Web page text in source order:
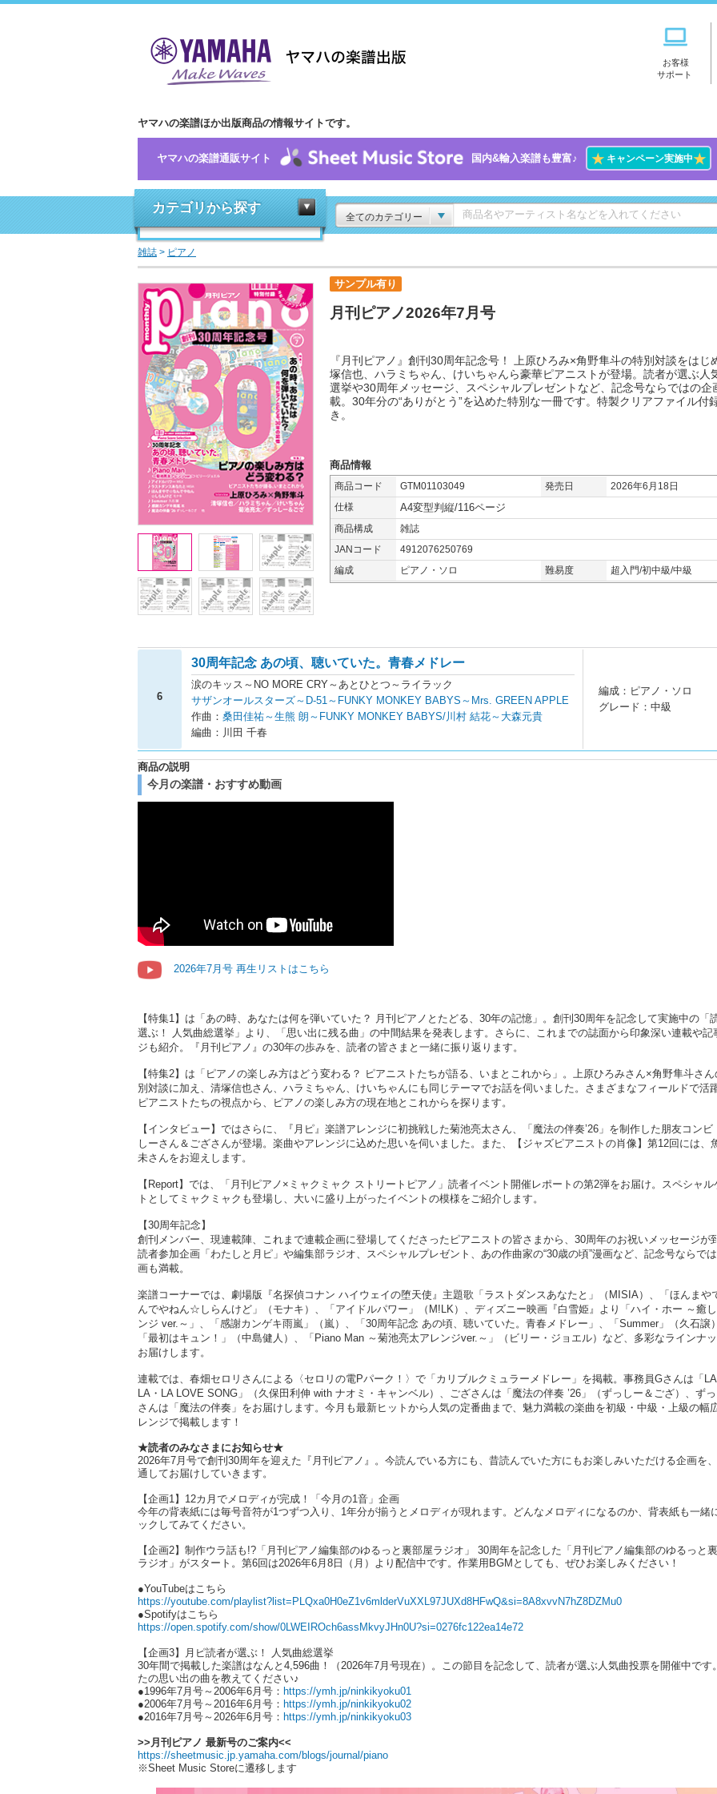
お客様
サポート
ヤマハの楽譜ほか出版商品の情報サイトです。
ヤマハの楽譜通販サイト 国内&輸入楽譜も豊富♪ ★キャンペーン実施中★
カテゴリから探す
全てのカテゴリー
雑誌 > ピアノ
サンプル有り
月刊ピアノ2026年7月号
『月刊ピアノ』創刊30周年記念号！ 上原ひろみ×角野隼斗の特別対談をはじ
塚信也、ハラミちゃん、けいちゃんら豪華ピアニストが登場。読者が選ぶ人
選挙や30周年メッセージ、スペシャルプレゼントなど、記念号ならではの企
載。30年分の“ありがとう”を込めた特別な一冊です。特製クリアファイル付
き。
商品情報
商品コード GTM01103049 発売日
2026年6月18日
仕様
A4変型判縦/116ページ
商品構成
雑誌
JANコード
4912076250769
編成
ピアノ・ソロ 難易度 超入門/初中級/中級
6
30周年記念 あの頃、聴いていた。青春メドレー
涙のキッス～NO MORE CRY～あとひとつ～ライラック
サザンオールスターズ～D-51～FUNKY MONKEY BABYS～Mrs. GREEN APPLE
作曲： 桑田佳祐～生熊 朗～FUNKY MONKEY BABYS/川村 結花～大森元貴
編曲：川田 千春
編成：ピアノ・ソロ
グレード：中級
商品の説明
今月の楽譜・おすすめ動画
2026年7月号 再生リストはこちら
【特集1】は「あの時、あなたは何を弾いていた？ 月刊ピアノとたどる、30年の記憶」。創刊30周年を記念して実施中の「
選ぶ！ 人気曲総選挙」より、「思い出に残る曲」の中間結果を発表します。さらに、これまでの誌面から印象深い連載や記
ジも紹介。『月刊ピアノ』の30年の歩みを、読者の皆さまと一緒に振り返ります。
【特集2】は「ピアノの楽しみ方はどう変わる？ ピアニストたちが語る、いまとこれから」。上原ひろみさん×角野隼斗さん
別対談に加え、清塚信也さん、ハラミちゃん、けいちゃんにも同じテーマでお話を伺いました。さまざまなフィールドで活
ピアニストたちの視点から、ピアノの楽しみ方の現在地とこれからを探ります。
【インタビュー】ではさらに、『月ピ』楽譜アレンジに初挑戦した菊池亮太さん、「魔法の伴奏’26」を制作した朋友コンビ
しーさん＆ござさんが登場。楽曲やアレンジに込めた思いを伺いました。また、【ジャズピアニストの肖像】第12回には、
未さんをお迎えします。
【Report】では、「月刊ピアノ×ミャクミャク ストリートピアノ」読者イベント開催レポートの第2弾をお届け。スペシャル
トとしてミャクミャクも登場し、大いに盛り上がったイベントの模様をご紹介します。
【30周年記念】
創刊メンバー、現連載陣、これまで連載企画に登場してくださったピアニストの皆さまから、30周年のお祝いメッセージが
読者参加企画「わたしと月ピ」や編集部ラジオ、スペシャルプレゼント、あの作曲家の“30歳の頃”漫画など、記念号ならで
画も満載。
楽譜コーナーでは、劇場版『名探偵コナン ハイウェイの堕天使』主題歌「ラストダンスあなたと」（MISIA）、「ほんま
んでやねん☆しらんけど」（モナキ）、「アイドルパワー」（M!LK）、ディズニー映画『白雪姫』より「ハイ・ホー ～癒
ンジ ver.～」、「感謝カンゲキ雨嵐」（嵐）、「30周年記念 あの頃、聴いていた。青春メドレー」、「Summer」（久石譲）
「最初はキュン！」（中島健人）、「Piano Man ～菊池亮太アレンジver.～」（ビリー・ジョエル）など、多彩なラインナ
お届けします。
連載では、春畑セロリさんによる〈セロリの電Pパーク！〉で「カリブルクミュラーメドレー」を掲載。事務員Gさんは「LA
LA・LA LOVE SONG」（久保田利伸 with ナオミ・キャンベル）、ござさんは「魔法の伴奏 ’26」（ずっしー＆ござ）、ず
さんは「魔法の伴奏」をお届けします。今月も最新ヒットから人気の定番曲まで、魅力満載の楽曲を初級・中級・上級の幅
レンジで掲載します！
★読者のみなさまにお知らせ★
2026年7月号で創刊30周年を迎えた『月刊ピアノ』。今読んでいる方にも、昔読んでいた方にもお楽しみいただける企画を
通してお届けしていきます。
【企画1】12カ月でメロディが完成！「今月の1音」企画
今年の背表紙には毎号音符が1つずつ入り、1年分が揃うとメロディが現れます。どんなメロディになるのか、背表紙も一緒
ックしてみてください。
【企画2】制作ウラ話も!?「月刊ピアノ編集部のゆるっと裏部屋ラジオ」 30周年を記念した「月刊ピアノ編集部のゆるっと
ラジオ」がスタート。第6回は2026年6月8日（月）より配信中です。作業用BGMとしても、ぜひお楽しみください！
●YouTubeはこちら
https://youtube.com/playlist?list=PLQxa0H0eZ1v6mlderVuXXL97JUXd8HFwQ&si=8A8xvvN7hZ8DZMu0
●Spotifyはこちら
https://open.spotify.com/show/0LWEIROch6assMkvyJHn0U?si=0276fc122ea14e72
【企画3】月ピ読者が選ぶ！ 人気曲総選挙
30年間で掲載した楽譜はなんと4,596曲！（2026年7月号現在）。この節目を記念して、読者が選ぶ人気曲投票を開催中です
たの思い出の曲を教えてください♪
●1996年7月号～2006年6月号： https://ymh.jp/ninkikyoku01
●2006年7月号～2016年6月号： https://ymh.jp/ninkikyoku02
●2016年7月号～2026年6月号： https://ymh.jp/ninkikyoku03
>>月刊ピアノ 最新号のご案内<<
https://sheetmusic.jp.yamaha.com/blogs/journal/piano
※Sheet Music Storeに遷移します